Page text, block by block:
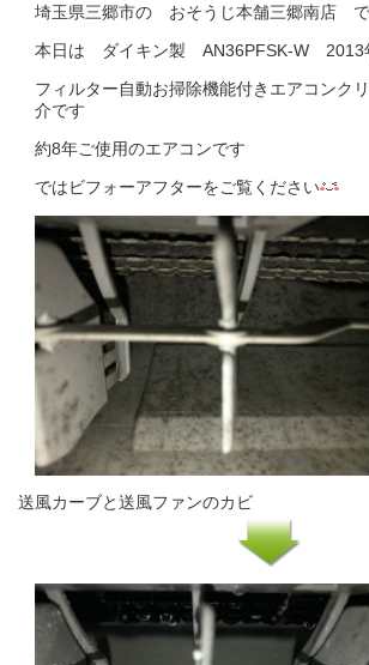
埼玉県三郷市の おそうじ本舗三郷南店
本日は ダイキン製 AN36PFSK-W
フィルター自動お掃除機能付きエアコンク
介です
約8年ご使用のエアコンです
ではビフォーアフターをご覧ください
送風カーブと送風ファンのカビ